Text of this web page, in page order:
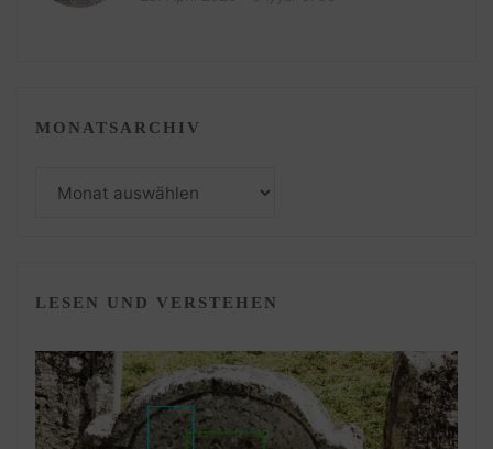
MONATSARCHIV
LESEN UND VERSTEHEN